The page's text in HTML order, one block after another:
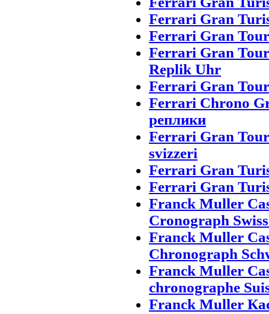
Ferrari Gran
Ferrari Gran
Ferrari Gran
Replik Uhr
Ferrari Gran
Ferrari Chrono
реплики
Ferrari Gran
svizzeri
Ferrari Gran
Ferrari Gran
Franck Muller
Cronograph
Franck Muller
Chronograph
Franck Muller
chronographe
Franck Muller